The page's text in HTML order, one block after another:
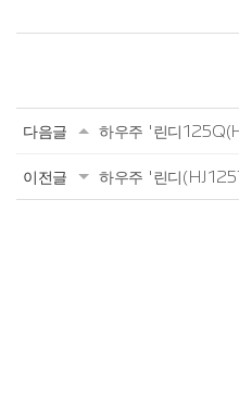
다음글
이전글 하우주 '린디